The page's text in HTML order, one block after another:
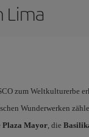
Lima
zum Weltkulturerbe
Wunderwerken
Plaza Mayor, die